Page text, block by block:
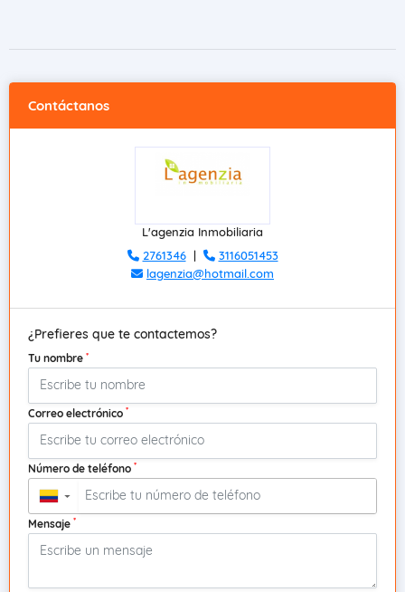
Contáctanos
L'agenzia Inmobiliaria
2761346|
3116051453
lagenzia@hotmail.com
¿Prefieres que te contactemos?
Tu nombre *
Correo electrónico *
Número de teléfono *
▼
Mensaje *